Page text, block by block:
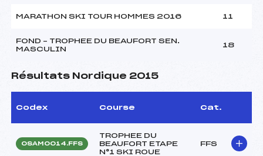
MARATHON SKI TOUR HOMMES 2016 11
FOND – TROPHEE DU BEAUFORT SEN.
MASCULIN
18
Résultats Nordique 2015
Codex Course Cat.
OSAM0014.FFS
TROPHEE DU
BEAUFORT ETAPE
N°1 SKI ROUE
FFS